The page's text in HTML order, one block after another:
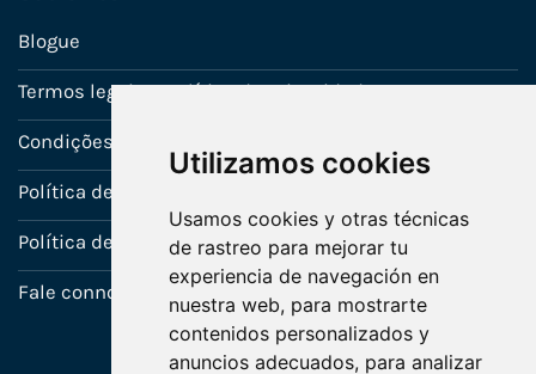
Utilizamos cookies
Usamos cookies y otras técnicas
de rastreo para mejorar tu
experiencia de navegación en
nuestra web, para mostrarte
contenidos personalizados y
anuncios adecuados, para analizar
Blogue
Termos legais e política de privacidade
Condições de venda
Política de Garantia
Política de utilização de cookies
Fale connosco